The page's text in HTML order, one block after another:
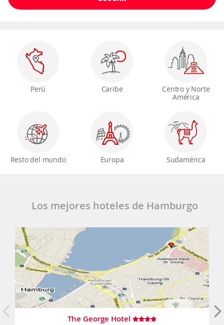
Perú Caribe
Centro y Norte
América
Resto del mundo Europa Sudamérica
Los mejores hoteles de Hamburgo
The George Hotel